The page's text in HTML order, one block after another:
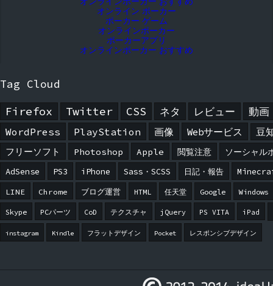
オンライン ポーカー
ポーカー ゲーム
オンラインポーカー
ポーカーアプリ
オンラインポーカー おすすめ
Tag Cloud
Firefox
Twitter CSS ネタ レビュー 動画
WordPress PlayStation 画像 Webサービス 豆
フリーソフト Photoshop Apple 閲覧注意 ソーシャル
AdSense PS3 iPhone Sass・SCSS 日記・報告
LINE Chrome ブログ運営 HTML 任天堂 Google Windows
Skype PCパーツ CoD テクスチャ jQuery PS VITA iPad
instagram Kindle フラットデザイン Pocket レスポンシブデザイン